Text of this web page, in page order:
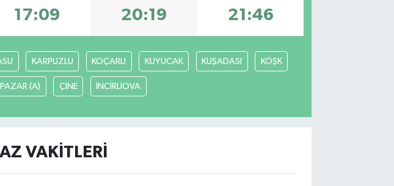
17:09 20:19 21:46
KARPUZLU KOÇARLI KUYUCAK KUŞADASI KÖŞK
(A) ÇİNE İNCİRLİOVA
VAKITLERI